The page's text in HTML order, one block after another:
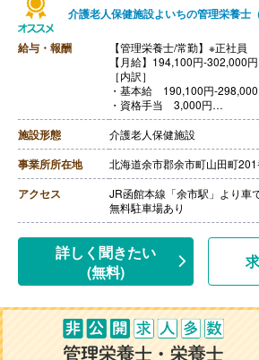
介護老人保健施設よいちの管理栄養士
給与・報酬
【管理栄養士/常勤】※正社員
【月給】194,100円-302,000円
［内訳］
・基本給 190,100円-
・資格手当 3,000円
・処遇改善手当 1,000円
［その他手当］
・住宅手当 上限20,000円
【賞与】年2回（計1.75ヶ月分
【通勤手当】あり（上限
数
【昇給】あり（1月あたり
績
施設形態 介護老人保健施設
事業所所在地 北海道余市郡余市町山田町
アクセス
JR函館本線「余市駅」より車
無料駐車場あり
詳しく聞きたい
(無料)